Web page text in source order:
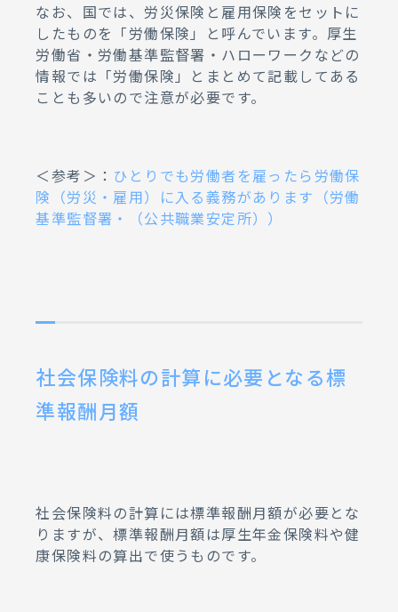
なお、国では、労災保険と雇用保険をセットに
したものを「労働保険」と呼んでいます。厚生
労働省・労働基準監督署・ハローワークなどの
情報では「労働保険」とまとめて記載してある
ことも多いので注意が必要です。
＜参考＞： ひとりでも労働者を雇ったら労働保
険（労災・雇用）に入る義務があります（労働
基準監督署・（公共職業安定所））
社会保険料の計算に必要となる標
準報酬月額
社会保険料の計算には標準報酬月額が必要とな
りますが、標準報酬月額は厚生年金保険料や健
康保険料の算出で使うものです。